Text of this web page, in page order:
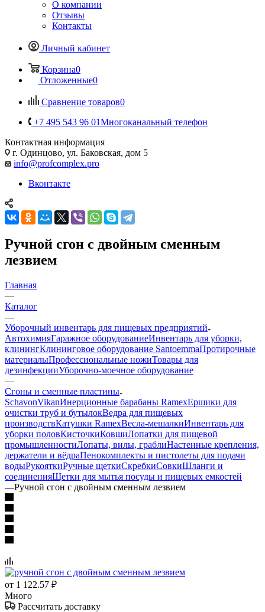
О компании
Отзывы
Контакты
Личный кабинет
Корзина0
Отложенные0
Сравнение товаров0
+7 495 543 96 01Многоканальный телефон
Контактная информация
г. Одинцово, ул. Баковская, дом 5
info@profcomplex.pro
Вконтакте
Ручной сгон с двойным сменным
лезвием
Главная
—
Каталог
—
Уборочный инвентарь для пищевых предприятий
АвтохимияГаражное оборудованиеИнвентарь для уборки,
клинингКлининговое оборудование SantoemmaПротирочные
материалыПрофессиональные ножиТовары для
дезинфекцииУборочно-моечное оборудование
—
Сгоны и сменные пластины
SchavonVikanИнерционные барабаны RamexЕршики для
очистки труб и бутылокВедра для пищевых
производствКатушки RamexВесла-мешалкиИнвентарь для
уборки половКисточкиКовшиЛопатки для пищевой
промышленностиЛопаты, вилы, граблиНастенные крепления,
держатели и вёдраПенокомплекты и пистолеты для подачи
водыРукояткиРучные щеткиСкребкиСовкиШланги и
соединенияЩетки для мытья посуды и пищевых емкостей
—Ручной сгон с двойным сменным лезвием
от 1 122.57 ₽
Много
Рассчитать доставку